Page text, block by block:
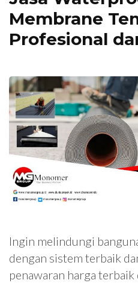
Membrane
Profesional
Ingin melindungi
dengan sistem terbaik
penawaran harga